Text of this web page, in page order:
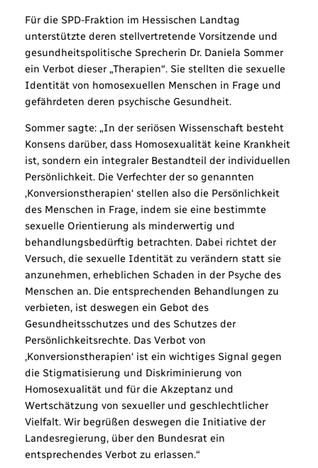
Für die SPD-Fraktion im Hessischen Landtag
unterstützte deren stellvertretende Vorsitzende und
gesundheitspolitische Sprecherin Dr. Daniela Sommer
ein Verbot dieser „Therapien“. Sie stellten die sexuelle
Identität von homosexuellen Menschen in Frage und
gefährdeten deren psychische Gesundheit.
Sommer sagte: „In der seriösen Wissenschaft besteht
Konsens darüber, dass Homosexualität keine Krankheit
ist, sondern ein integraler Bestandteil der individuellen
Persönlichkeit. Die Verfechter der so genannten
‚Konversionstherapien‘ stellen also die Persönlichkeit
des Menschen in Frage, indem sie eine bestimmte
sexuelle Orientierung als minderwertig und
behandlungsbedürftig betrachten. Dabei richtet der
Versuch, die sexuelle Identität zu verändern statt sie
anzunehmen, erheblichen Schaden in der Psyche des
Menschen an. Die entsprechenden Behandlungen zu
verbieten, ist deswegen ein Gebot des
Gesundheitsschutzes und des Schutzes der
Persönlichkeitsrechte. Das Verbot von
‚Konversionstherapien‘ ist ein wichtiges Signal gegen
die Stigmatisierung und Diskriminierung von
Homosexualität und für die Akzeptanz und
Wertschätzung von sexueller und geschlechtlicher
Vielfalt. Wir begrüßen deswegen die Initiative der
Landesregierung, über den Bundesrat ein
entsprechendes Verbot zu erlassen.“